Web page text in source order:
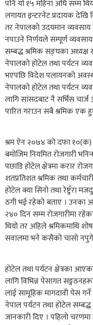
पनि यो १५ महिना अघि सम्म
लगायत इन्टरनेट प्रदायक देखि
तर नेपालको उदयमान
नपाउने निर्णयले सम्पूर्ण
सम्बद्ध श्रमिक सङ्घका
नेपालको होटेल तथा पर्यटन
भएपछि विदेश पलायनको
नेपालको होटेल तथा पर्यटन
लागि सांसदबाट नै सर्भिस
पारित गराउन सबै श्रमिक एक
श्रम ऐन २०७४ को दफा १०(क)
बमोजिम नियमित रोजगारी
पछाडि होटेल क्षेत्रमा करार
शतप्रतिशत श्रमिक तथा
होटेल क्या सिनो तथा रेष्टुँरा
ठगी भई रहेको बताए । उनका
२४० दिन सम्म रोजगारीमा
थियो तर अहिले श्रमिकमाथि
सवालमा भने कसैको चासो
होटेल तथा पर्यटन क्षेत्रका
लागि विभिन्न पेसागत
लाई सामूहिक मागदावी पेस
नेपाल पर्यटन तथा होटेल
जानकारी दिए । पहिलो